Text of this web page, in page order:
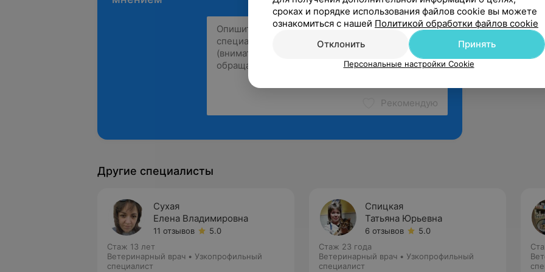
Рекомендую
Другие специалисты
Сухая
Елена Владимировна
11 отзывов
5.0
Стаж 13 лет
Ветеринарный врач • Узкопрофильный
специалист
Спицкая
Татьяна Юрьевна
6 отзывов
5.0
Стаж 23 года
Ветеринарный врач • Узкопрофильный
специалист
сроках и порядке использования файлов cookie вы можете
ознакомиться с нашей Политикой обработки файлов cookie
Отклонить
Принять
Персональные настройки Cookie